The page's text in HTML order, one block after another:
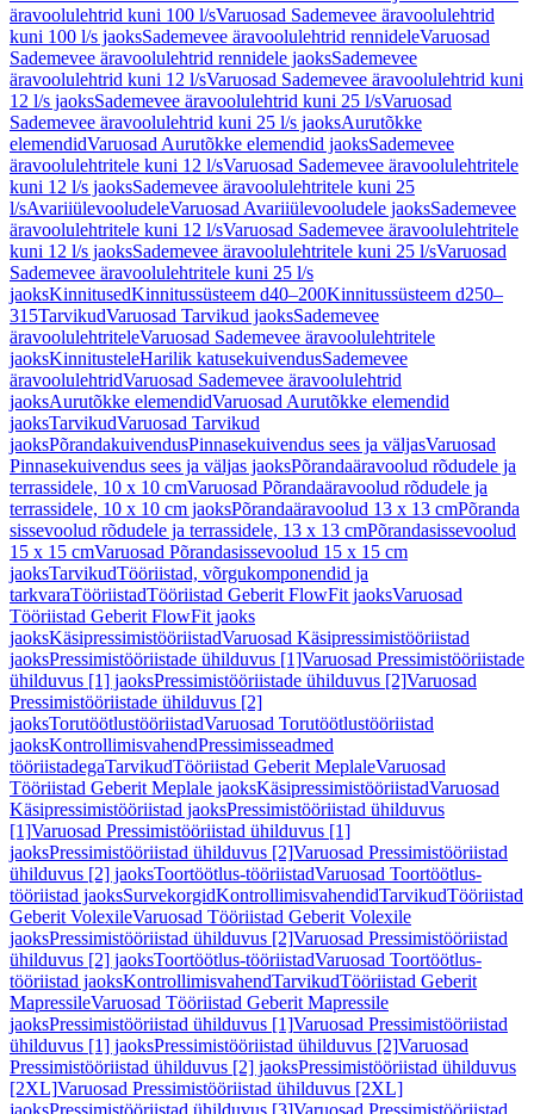
äravoolulehtrid kuni 100 l/sVaruosad Sademevee äravoolulehtrid
kuni 100 l/s jaoksSademevee äravoolulehtrid rennideleVaruosad
Sademevee äravoolulehtrid rennidele jaoksSademevee
äravoolulehtrid kuni 12 l/sVaruosad Sademevee äravoolulehtrid kuni
12 l/s jaoksSademevee äravoolulehtrid kuni 25 l/sVaruosad
Sademevee äravoolulehtrid kuni 25 l/s jaoksAurutõkke
elemendidVaruosad Aurutõkke elemendid jaoksSademevee
äravoolulehtritele kuni 12 l/sVaruosad Sademevee äravoolulehtritele
kuni 12 l/s jaoksSademevee äravoolulehtritele kuni 25
l/sAvariiülevooludeleVaruosad Avariiülevooludele jaoksSademevee
äravoolulehtritele kuni 12 l/sVaruosad Sademevee äravoolulehtritele
kuni 12 l/s jaoksSademevee äravoolulehtritele kuni 25 l/sVaruosad
Sademevee äravoolulehtritele kuni 25 l/s
jaoksKinnitusedKinnitussüsteem d40–200Kinnitussüsteem d250–
315TarvikudVaruosad Tarvikud jaoksSademevee
äravoolulehtriteleVaruosad Sademevee äravoolulehtritele
jaoksKinnitusteleHarilik katusekuivendusSademevee
äravoolulehtridVaruosad Sademevee äravoolulehtrid
jaoksAurutõkke elemendidVaruosad Aurutõkke elemendid
jaoksTarvikudVaruosad Tarvikud
jaoksPõrandakuivendusPinnasekuivendus sees ja väljasVaruosad
Pinnasekuivendus sees ja väljas jaoksPõrandaäravoolud rõdudele ja
terrassidele, 10 x 10 cmVaruosad Põrandaäravoolud rõdudele ja
terrassidele, 10 x 10 cm jaoksPõrandaäravoolud 13 x 13 cmPõranda
sissevoolud rõdudele ja terrassidele, 13 x 13 cmPõrandasissevoolud
15 x 15 cmVaruosad Põrandasissevoolud 15 x 15 cm
jaoksTarvikudTööriistad, võrgukomponendid ja
tarkvaraTööriistadTööriistad Geberit FlowFit jaoksVaruosad
Tööriistad Geberit FlowFit jaoks
jaoksKäsipressimistööriistadVaruosad Käsipressimistööriistad
jaoksPressimistööriistade ühilduvus [1]Varuosad Pressimistööriistade
ühilduvus [1] jaoksPressimistööriistade ühilduvus [2]Varuosad
Pressimistööriistade ühilduvus [2]
jaoksTorutöötlustööriistadVaruosad Torutöötlustööriistad
jaoksKontrollimisvahendPressimisseadmed
tööriistadegaTarvikudTööriistad Geberit MeplaleVaruosad
Tööriistad Geberit Meplale jaoksKäsipressimistööriistadVaruosad
Käsipressimistööriistad jaoksPressimistööriistad ühilduvus
[1]Varuosad Pressimistööriistad ühilduvus [1]
jaoksPressimistööriistad ühilduvus [2]Varuosad Pressimistööriistad
ühilduvus [2] jaoksToortöötlus-tööriistadVaruosad Toortöötlus-
tööriistad jaoksSurvekorgidKontrollimisvahendidTarvikudTööriistad
Geberit VolexileVaruosad Tööriistad Geberit Volexile
jaoksPressimistööriistad ühilduvus [2]Varuosad Pressimistööriistad
ühilduvus [2] jaoksToortöötlus-tööriistadVaruosad Toortöötlus-
tööriistad jaoksKontrollimisvahendTarvikudTööriistad Geberit
MapressileVaruosad Tööriistad Geberit Mapressile
jaoksPressimistööriistad ühilduvus [1]Varuosad Pressimistööriistad
ühilduvus [1] jaoksPressimistööriistad ühilduvus [2]Varuosad
Pressimistööriistad ühilduvus [2] jaoksPressimistööriistad ühilduvus
[2XL]Varuosad Pressimistööriistad ühilduvus [2XL]
jaoksPressimistööriistad ühilduvus [3]Varuosad Pressimistööriistad